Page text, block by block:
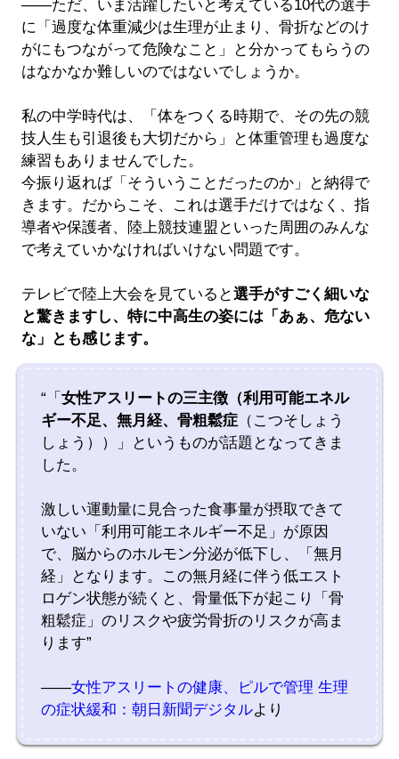
――ただ、いま活躍したいと考えている10代の選手
に「過度な体重減少は生理が止まり、骨折などのけ
がにもつながって危険なこと」と分かってもらうの
はなかなか難しいのではないでしょうか。
私の中学時代は、「体をつくる時期で、その先の競
技人生も引退後も大切だから」と体重管理も過度な
練習もありませんでした。
今振り返れば「そういうことだったのか」と納得で
きます。だからこそ、これは選手だけではなく、指
導者や保護者、陸上競技連盟といった周囲のみんな
で考えていかなければいけない問題です。
テレビで陸上大会を見ていると選手がすごく細いな
と驚きますし、特に中高生の姿には「あぁ、危ない
な」とも感じます。
“「 女性アスリートの三主徴（利用可能エネル
ギー不足、無月経、骨粗鬆症（こつそしょう
しょう））」というものが話題となってきま
した。
激しい運動量に見合った食事量が摂取できて
いない「利用可能エネルギー不足」が原因
で、脳からのホルモン分泌が低下し、「無月
経」となります。この無月経に伴う低エスト
ロゲン状態が続くと、骨量低下が起こり「骨
粗鬆症」のリスクや疲労骨折のリスクが高ま
ります”
――女性アスリートの健康、ピルで管理 生理
の症状緩和：朝日新聞デジタルより